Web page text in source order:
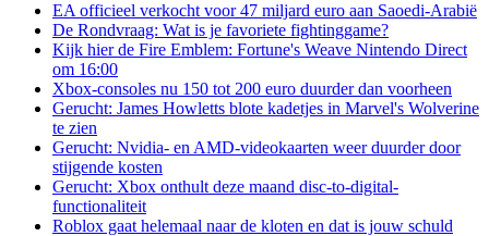
EA officieel verkocht voor 47 miljard euro aan Saoedi-Arabië
De Rondvraag: Wat is je favoriete fightinggame?
Kijk hier de Fire Emblem: Fortune's Weave Nintendo Direct
om 16:00
Xbox-consoles nu 150 tot 200 euro duurder dan voorheen
Gerucht: James Howletts blote kadetjes in Marvel's Wolverine
te zien
Gerucht: Nvidia- en AMD-videokaarten weer duurder door
stijgende kosten
Gerucht: Xbox onthult deze maand disc-to-digital-
functionaliteit
Roblox gaat helemaal naar de kloten en dat is jouw schuld